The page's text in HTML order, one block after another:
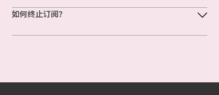
如何终止订阅？